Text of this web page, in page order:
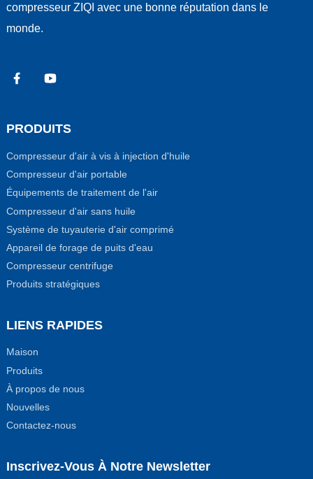
compresseur ZIQI avec une bonne réputation dans le
monde.
PRODUITS
Compresseur d'air à vis à injection d'huile
Compresseur d'air portable
Équipements de traitement de l'air
Compresseur d'air sans huile
Système de tuyauterie d'air comprimé
Appareil de forage de puits d'eau
Compresseur centrifuge
Produits stratégiques
LIENS RAPIDES
Maison
Produits
À propos de nous
Nouvelles
Contactez-nous
Inscrivez-Vous À Notre Newsletter